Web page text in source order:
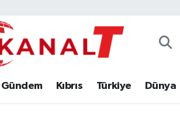
Gündem Kıbrıs Türkiye Dünya